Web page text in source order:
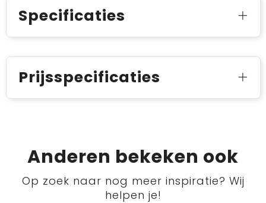
Specificaties
Prijsspecificaties
Anderen bekeken ook
Op zoek naar nog meer inspiratie? Wij
helpen je!